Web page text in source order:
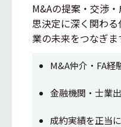
M&Aの提案・交渉
思決定に深く関わ
業の未来をつなぎま
M&A仲介・FA経
金融機関・士業
成約実績を正当